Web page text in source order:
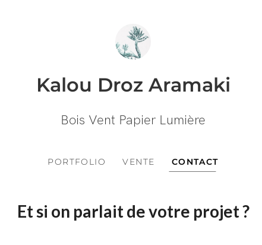
Kalou Droz Aramaki
Bois Vent Papier Lumière
PORTFOLIO VENTE CONTACT
Et si on parlait de votre projet ?